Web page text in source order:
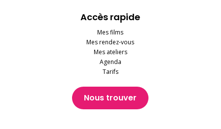
Accès rapide
Mes films
Mes rendez-vous
Mes ateliers
Agenda
Tarifs
Nous trouver